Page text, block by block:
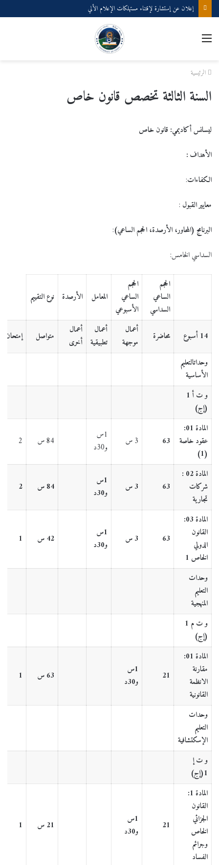
إعلان عن إستشارة لإقتناء مستهلكات الإعلام الألي
القائمة
الرئيسية
السنة الثالثة تخصص قانون خاص
ليسانس أكاديمي: قانون خاص
الأهداف:
الكفاءات:
معايير القبول :
البرنامج (المحاور، الأرصدة، الحجم الساعي):
السداسي الخامس:
الحجم
الساعي
السداسي
الحجم
الساعي
الأسبوعي
المعامل الأرصدة نوع التقييم
14 أسبوع محاضرة
أعمال
موجهة
أعمال
تطبيقية
أعمال
أخرى
متواصل
إمتحان
وحداتالتعليم
الأساسية
و ت أ 1
(إج)
المادة 01:
عقود خاصة
(1)
63 3 س
1س
و30د
84 س 2
المادة 02 :
شركات
تجارية
63 3 س
1س
و30د
84 س 2
المادة 03:
القانون
الدولي
الخاص 1
63 3 س
1س
و30د
42 س 1
وحدات
التعليم
المنهجية
و ت م 1
(إج)
المادة 01:
مقارنة
الانظمة
القانونية
21
1س
و30د
63 س 1
وحدات
التعليم
الإسكتشافية
و ت إ
1(إج)
المادة 1:
القانون
الجزائي
الخاص
وجرائم
الفساد
21
1س
و30د
21 س 1